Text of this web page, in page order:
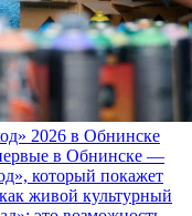
2026 в Обнинске
в Обнинске —
который покажет
живой культурный